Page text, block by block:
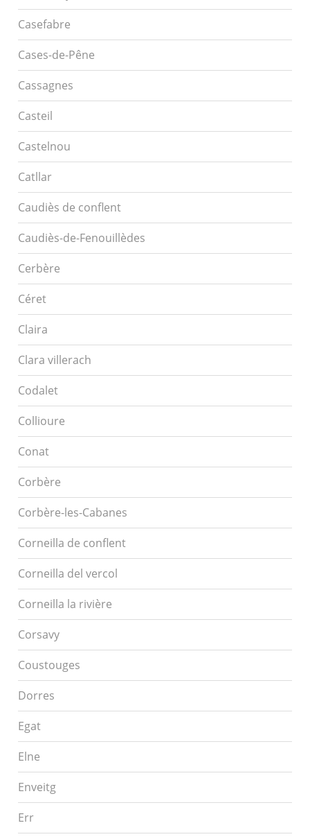
Casefabre
Cases-de-Pêne
Cassagnes
Casteil
Castelnou
Catllar
Caudiès de conflent
Caudiès-de-Fenouillèdes
Cerbère
Céret
Claira
Clara villerach
Codalet
Collioure
Conat
Corbère
Corbère-les-Cabanes
Corneilla de conflent
Corneilla del vercol
Corneilla la rivière
Corsavy
Coustouges
Dorres
Egat
Elne
Enveitg
Err